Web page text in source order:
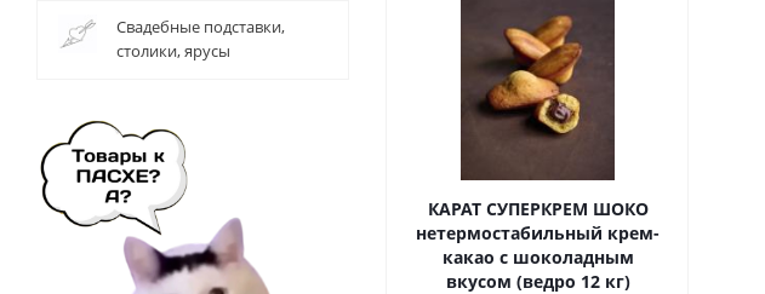
КАРАТ СУПЕРКРЕМ ШОКО
нетермостабильный крем-
какао с шоколадным
вкусом (ведро 12 кг)
Свадебные подставки,
столики, ярусы